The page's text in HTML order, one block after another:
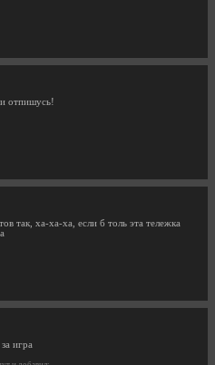
отпишусь!
так, ха-ха-ха, если б толь эта тележка
игра